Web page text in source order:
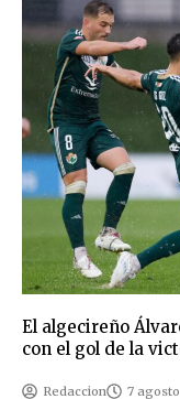
El algecireño
con el gol de la
Redaccion 7